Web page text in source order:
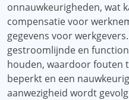
onnauwkeurigheden, wat
compensatie voor
gegevens voor
gestroomlijnde en
houden, waardoor fouten
beperkt en een
aanwezigheid wordt